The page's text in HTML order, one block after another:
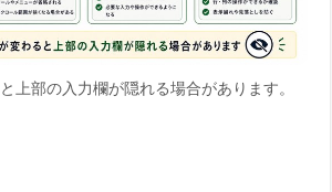
上部の入力欄が隠れる場合があります。